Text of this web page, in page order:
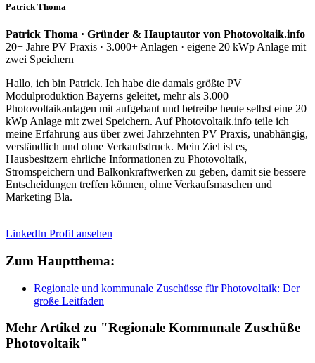
Patrick Thoma
Patrick Thoma · Gründer & Hauptautor von Photovoltaik.info
20+ Jahre PV Praxis · 3.000+ Anlagen · eigene 20 kWp Anlage mit
zwei Speichern
Hallo, ich bin Patrick. Ich habe die damals größte PV
Modulproduktion Bayerns geleitet, mehr als 3.000
Photovoltaikanlagen mit aufgebaut und betreibe heute selbst eine 20
kWp Anlage mit zwei Speichern. Auf Photovoltaik.info teile ich
meine Erfahrung aus über zwei Jahrzehnten PV Praxis, unabhängig,
verständlich und ohne Verkaufsdruck. Mein Ziel ist es,
Hausbesitzern ehrliche Informationen zu Photovoltaik,
Stromspeichern und Balkonkraftwerken zu geben, damit sie bessere
Entscheidungen treffen können, ohne Verkaufsmaschen und
Marketing Bla.
LinkedIn Profil ansehen
Zum Hauptthema:
Regionale und kommunale Zuschüsse für Photovoltaik: Der
große Leitfaden
Mehr Artikel zu "Regionale Kommunale Zuschüße
Photovoltaik"